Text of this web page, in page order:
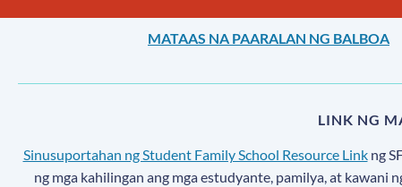
MATAAS NA PAARALAN NG BALBOA
LINK NG
Sinusuportahan ng Student Family School Resource Linkng
ng mga kahilingan ang mga estudyante, pamilya, at kawani